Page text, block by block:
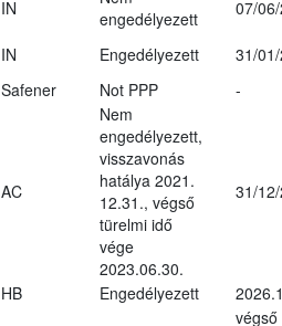
IN
engedélyezett
07/
IN Engedélyezett
31/
Safener Not PPP -
AC
Nem
engedélyezett,
visszavonás
hatálya 2021.
12.31., végső
türelmi idő
vége
2023.06.30.
31/
HB Engedélyezett
végső